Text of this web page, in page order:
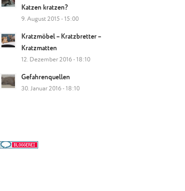
Katzen kratzen?
9. August 2015 - 15:00
Kratzmöbel – Kratzbretter –
Kratzmatten
12. Dezember 2016 - 18:10
Gefahrenquellen
30. Januar 2016 - 18:10